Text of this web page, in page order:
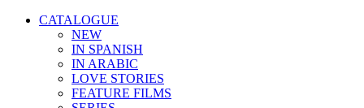
CATALOGUE
NEW
IN SPANISH
IN ARABIС
LOVE STORIES
FEATURE FILMS